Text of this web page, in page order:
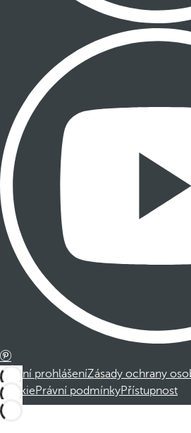
Právní prohlášeníZásady ochrany
cookiePrávní podmínkyPřístupnost